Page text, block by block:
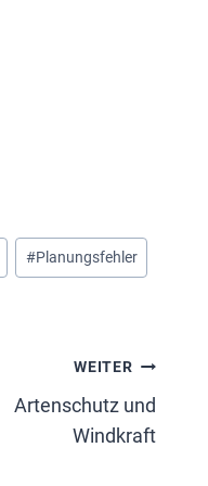
#Planungsfehler
WEITER
Artenschutz und
Windkraft